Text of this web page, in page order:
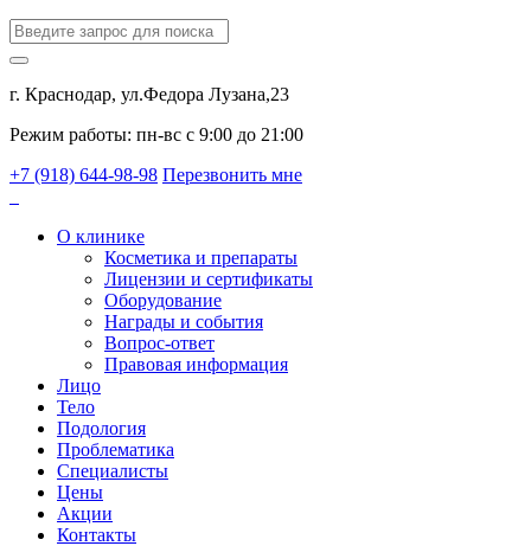
г. Краснодар, ул.Федора Лузана,23
Режим работы: пн-вс c 9:00 до 21:00
+7 (918) 644-98-98 Перезвонить мне
О клинике
Косметика и препараты
Лицензии и сертификаты
Оборудование
Награды и события
Вопрос-ответ
Правовая информация
Лицо
Тело
Подология
Проблематика
Специалисты
Цены
Акции
Контакты